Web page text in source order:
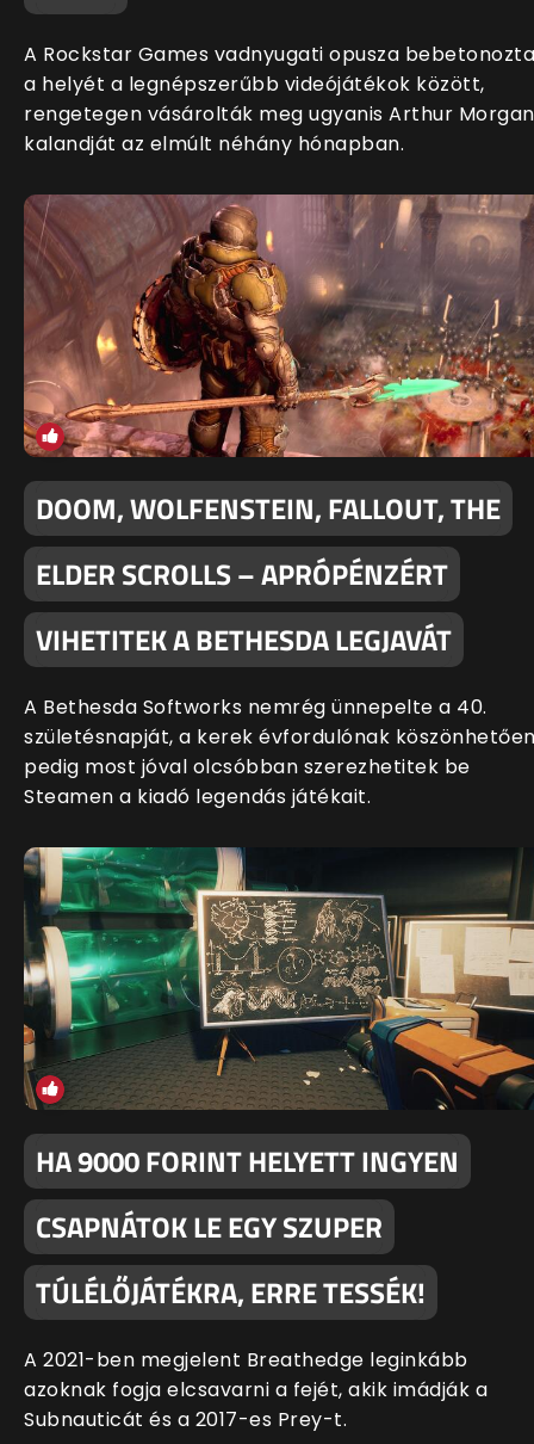
A Rockstar Games vadnyugati opusza bebetonozta
a helyét a legnépszerűbb videójátékok között,
rengetegen vásárolták meg ugyanis Arthur Morgan
kalandját az elmúlt néhány hónapban.
DOOM, WOLFENSTEIN, FALLOUT, THE
ELDER SCROLLS – APRÓPÉNZÉRT
VIHETITEK A BETHESDA LEGJAVÁT
A Bethesda Softworks nemrég ünnepelte a 40.
születésnapját, a kerek évfordulónak
pedig most jóval olcsóbban szerezhetitek be
Steamen a kiadó legendás játékait.
HA 9000 FORINT HELYETT INGYEN
CSAPNÁTOK LE EGY SZUPER
TÚLÉLŐJÁTÉKRA, ERRE TESSÉK!
A 2021-ben megjelent Breathedge leginkább
azoknak fogja elcsavarni a fejét, akik imádják a
Subnauticát és a 2017-es Prey-t.